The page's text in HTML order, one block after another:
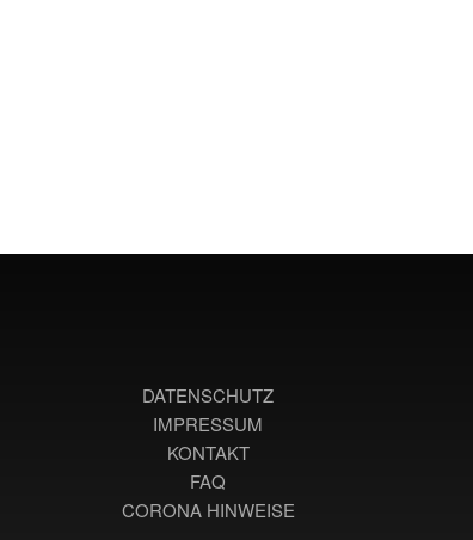
DATENSCHUTZ
IMPRESSUM
KONTAKT
FAQ
CORONA HINWEISE